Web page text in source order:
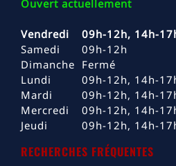
Ouvert actuellement
Vendredi
09h-12h, 14h-
Samedi
09h-12h
Dimanche Fermé
Lundi
09h-12h, 14h-
Mardi
09h-12h, 14h-
Mercredi
09h-12h, 14h-
Jeudi
09h-12h, 14h-
RECHERCHES FRÉQUENTES